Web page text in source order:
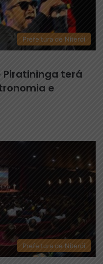
Prefeitura de Niterói
Piratininga terá
e
Prefeitura de Niterói